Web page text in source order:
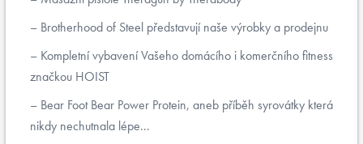
Brotherhood of Steel představují naše výrobky a prodejnu
Kompletní vybavení Vašeho domácího i komerčního fitness
značkou HOIST
Bear Foot Bear Power Protein, aneb příběh syrovátky která
nikdy nechutnala lépe...